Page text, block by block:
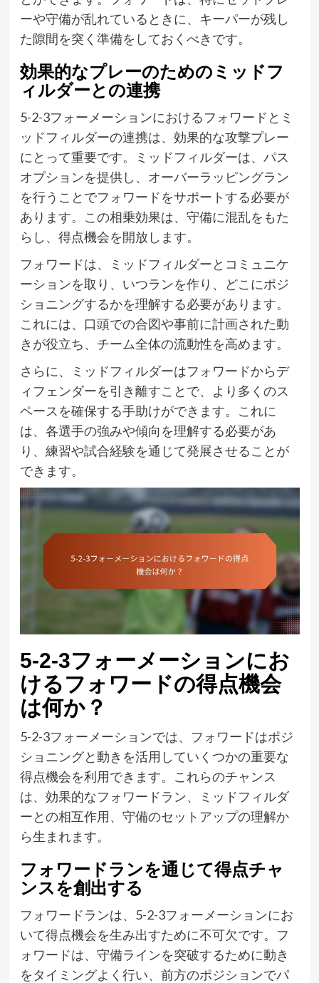
ーや守備が乱れているときに、キーパーが残し
た隙間を突く準備をしておくべきです。
効果的なプレーのためのミッドフ
ィルダーとの連携
5-2-3フォーメーションにおけるフォワードとミ
ッドフィルダーの連携は、効果的な攻撃プレー
にとって重要です。ミッドフィルダーは、パス
オプションを提供し、オーバーラッピングラン
を行うことでフォワードをサポートする必要が
あります。この相乗効果は、守備に混乱をもた
らし、得点機会を開放します。
フォワードは、ミッドフィルダーとコミュニケ
ーションを取り、いつランを作り、どこにポジ
ショニングするかを理解する必要があります。
これには、口頭での合図や事前に計画された動
きが役立ち、チーム全体の流動性を高めます。
さらに、ミッドフィルダーはフォワードからデ
ィフェンダーを引き離すことで、より多くのス
ペースを確保する手助けができます。これに
は、各選手の強みや傾向を理解する必要があ
り、練習や試合経験を通じて発展させることが
できます。
5-2-3フォーメーションにお
けるフォワードの得点機会
は何か？
5-2-3フォーメーションでは、フォワードはポジ
ショニングと動きを活用していくつかの重要な
得点機会を利用できます。これらのチャンス
は、効果的なフォワードラン、ミッドフィルダ
ーとの相互作用、守備のセットアップの理解か
ら生まれます。
フォワードランを通じて得点チャ
ンスを創出する
フォワードランは、5-2-3フォーメーションにお
いて得点機会を生み出すために不可欠です。フ
ォワードは、守備ラインを突破するために動き
をタイミングよく行い、前方のポジションでパ